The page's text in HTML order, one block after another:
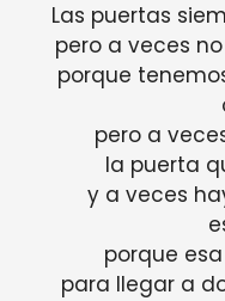
Las puertas
pero a veces
porque
pero a
la puerta
y a veces
porque
para llegar a